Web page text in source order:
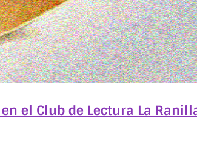
el Club de Lectura La